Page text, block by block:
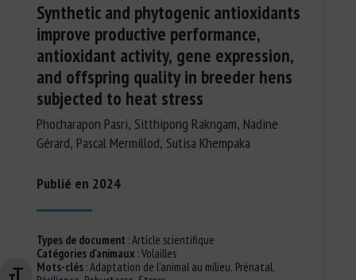
Synthetic and phytogenic antioxidants
improve productive performance,
antioxidant activity, gene expression,
and offspring quality in breeder hens
subjected to heat stress
Phocharapon Pasri, Sitthipong Rakngam, Nadine
Gérard, Pascal Mermillod, Sutisa Khempaka
Publié en 2024
Types de document :Article scientifique
Catégories d'animaux :Volailles
Mots-clés:Adaptation de l'animal au milieu, Prénatal,